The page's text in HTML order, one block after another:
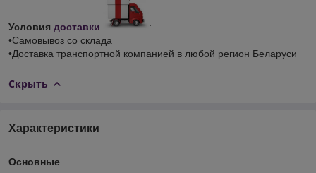
Условия доставки
:
•Самовывоз со склада
•Доставка транспортной компанией в любой регион Беларуси
Скрыть
Характеристики
Основные